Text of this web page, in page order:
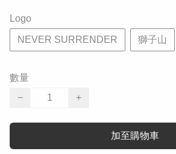
Logo
NEVER SURRENDER 獅子山
數量
−
+
加至購物車